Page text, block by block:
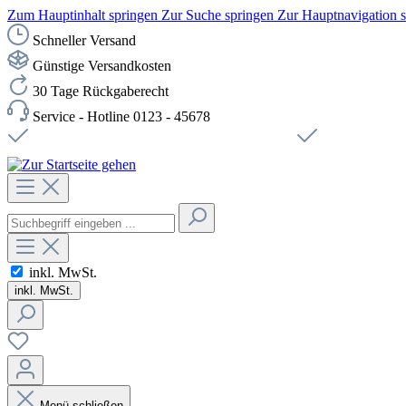
Zum Hauptinhalt springen Zur Suche springen Zur Hauptnavigation
Schneller Versand
Günstige Versandkosten
30 Tage Rückgaberecht
Service - Hotline 0123 - 45678
inkl. MwSt.
inkl. MwSt.